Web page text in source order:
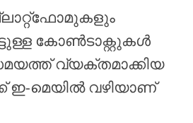
കോൺടാക്റ്റുകൾ
വ്യക്തമാക്കിയ
ഇ-മെയിൽ വഴിയാണ്